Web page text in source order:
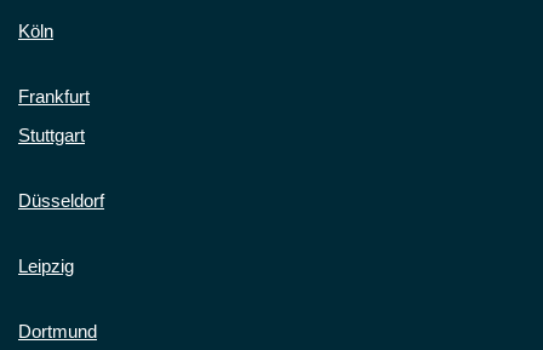
Köln
Frankfurt
Stuttgart
Düsseldorf
Leipzig
Dortmund